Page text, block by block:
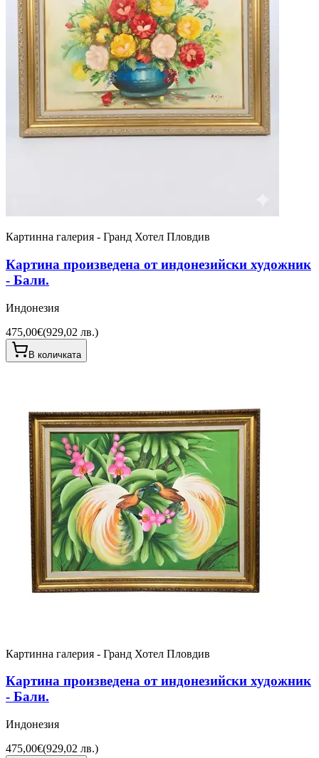
Картинна галерия - Гранд Хотел Пловдив
Картина произведена от индонезийски художник
- Бали.
Индонезия
475,00€(929,02 лв.)
В количката
Картинна галерия - Гранд Хотел Пловдив
Картина произведена от индонезийски художник
- Бали.
Индонезия
475,00€(929,02 лв.)